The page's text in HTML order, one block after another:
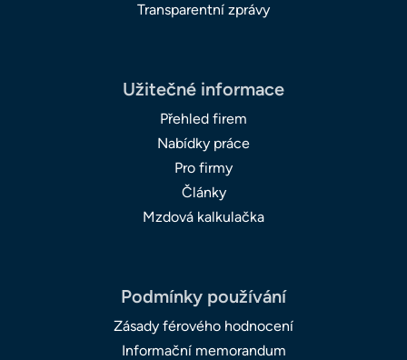
Transparentní zprávy
Užitečné informace
Přehled firem
Nabídky práce
Pro firmy
Články
Mzdová kalkulačka
Podmínky používání
Zásady férového hodnocení
Informační memorandum